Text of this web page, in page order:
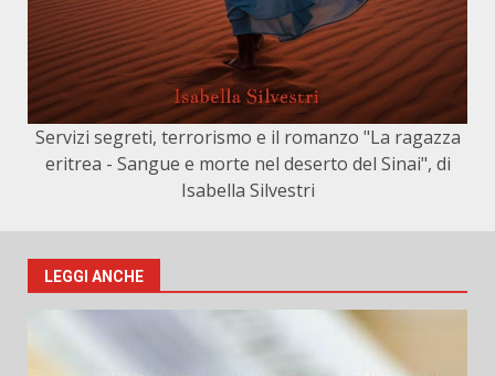
Servizi segreti, terrorismo e il romanzo "La ragazza
eritrea - Sangue e morte nel deserto del Sinai", di
Isabella Silvestri
LEGGI ANCHE